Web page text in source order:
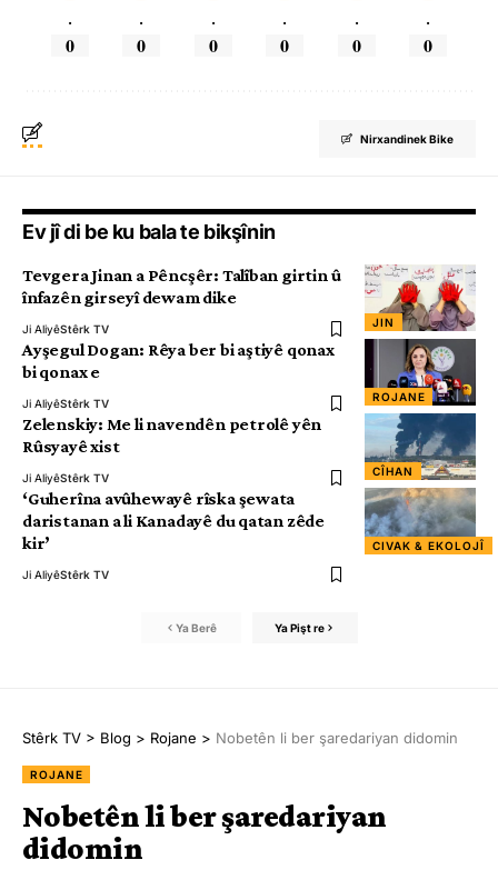
.
0
.
0
.
0
.
0
.
0
.
0
Nirxandinek Bike
Ev jî di be ku bala te bikşînin
JIN
Tevgera Jinan a Pêncşêr: Talîban girtin û
înfazên girseyî dewam dike
Ji AliyêStêrk TV
ROJANE
Ayşegul Dogan: Rêya ber bi aştiyê qonax
bi qonax e
Ji AliyêStêrk TV
CÎHAN
Zelenskiy: Me li navendên petrolê yên
Rûsyayê xist
Ji AliyêStêrk TV
CIVAK & EKOLOJÎ
‘Guherîna avûhewayê rîska şewata
daristanan a li Kanadayê du qatan zêde
kir’
Ji AliyêStêrk TV
Ya Berê Ya Pişt re
Stêrk TV > Blog > Rojane > Nobetên li ber şaredariyan didomin
ROJANE
Nobetên li ber şaredariyan
didomin